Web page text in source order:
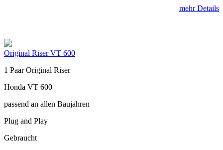
mehr Details
Original Riser VT 600
1 Paar Original Riser
Honda VT 600
passend an allen Baujahren
Plug and Play
Gebraucht